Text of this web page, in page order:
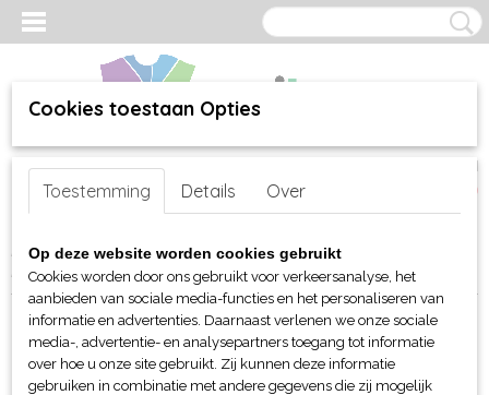
Inloggen Registreren
(0)
Home >webshop>Per merk >Clique >Voor hem en unisex
Broeken> Clique Miami Pants unisex
Cookies toestaan Opties
Toestemming Details Over
Op deze website worden cookies gebruikt
Cookies worden door ons gebruikt voor verkeersanalyse, het
aanbieden van sociale media-functies en het personaliseren van
informatie en advertenties. Daarnaast verlenen we onze sociale
media-, advertentie- en analysepartners toegang tot informatie
over hoe u onze site gebruikt. Zij kunnen deze informatie
gebruiken in combinatie met andere gegevens die zij mogelijk